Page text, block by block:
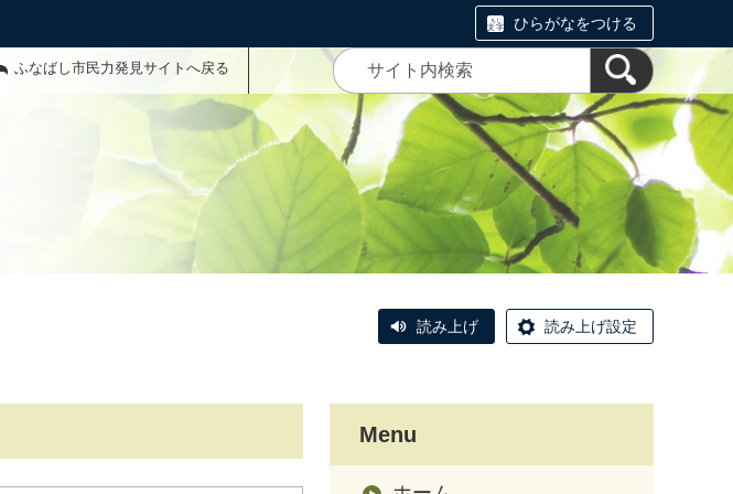
ひらがなをつける
ふなばし市民力発見サイトへ戻る
読み上げ 読み上げ設定
Menu